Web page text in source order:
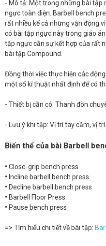
- Mô tả: Một trong những bài tập
ngực toàn diện. Barbell bench
rất nhiều kể cả những vận động
có bài tập ngực này trong giáo
tập ngực cần sự kết hợp của rất
bài tập Compound.
Đồng thời việc thực hiện các
một số kĩ thuật nhất định để có
- Thiết bị cần có: Thanh đòn
- Lưu ý khi tập: Vị trí tay cầm, vị trí
Biến thể của bài Barbell
• Close-grip bench press
• Incline barbell bench press
• Decline barbell bench press
• Barbell Floor Press
• Pause bench press
=> Tìm hiểu chi tiết về bài tập: